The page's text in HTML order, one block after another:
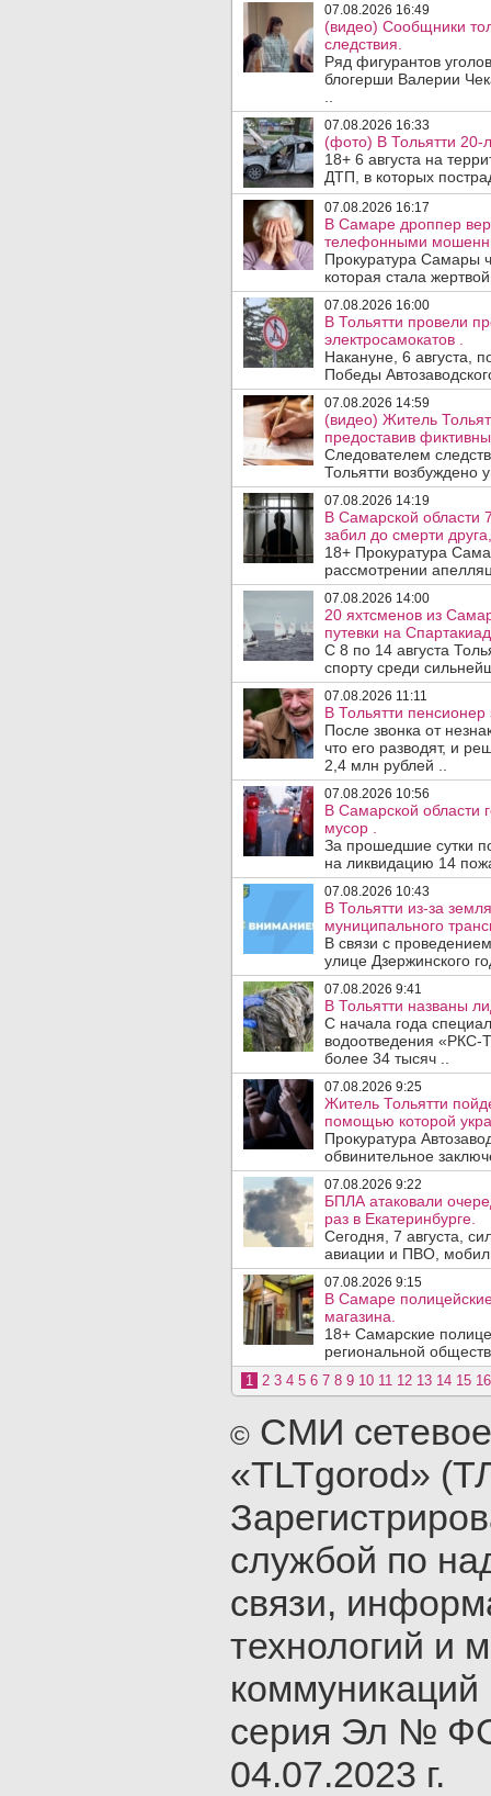
07.08.2026 16:49
(видео) Сообщники
следствия.
Ряд фигурантов
блогерши Валерии
07.08.2026 16:33
(фото) В Тольятти 20-
18+ 6 августа на
ДТП, в которых
07.08.2026 16:17
В Самаре дроппер
телефонными
Прокуратура Самары
которая стала
07.08.2026 16:00
В Тольятти провели
электросамокатов .
Накануне, 6 августа,
Победы
07.08.2026 14:59
(видео) Житель
предоставив
Следователем
Тольятти возбуждено
07.08.2026 14:19
В Самарской области
забил до смерти
18+ Прокуратура
рассмотрении
07.08.2026 14:00
20 яхтсменов из
путевки на
С 8 по 14 августа
спорту среди
07.08.2026 11:11
В Тольятти
После звонка от
что его разводят, и
2,4 млн рублей ..
07.08.2026 10:56
В Самарской области
мусор .
За прошедшие сутки
на ликвидацию 14
07.08.2026 10:43
В Тольятти из-за
муниципального
В связи с
улице Дзержинского
07.08.2026 9:41
В Тольятти названы
С начала года
водоотведения «РКС-
более 34 тысяч ..
07.08.2026 9:25
Житель Тольятти
помощью которой
Прокуратура
обвинительное
07.08.2026 9:22
БПЛА атаковали
раз в Екатеринбурге.
Сегодня, 7 августа,
авиации и ПВО,
07.08.2026 9:15
В Самаре
магазина.
18+ Самарские
региональной
1 2 3 4 5 6 7 8 9 10 11 12 13 14 15 16
© СМИ
«TLTgorod»
службой по
связи,
технологий и
серия Эл №
04.07.2023 г.